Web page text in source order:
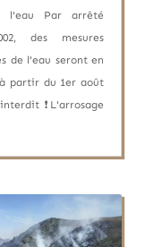
l'eau Par arrêté
des mesures
de l'eau seront en
partir du 1er août
❗L'arrosage